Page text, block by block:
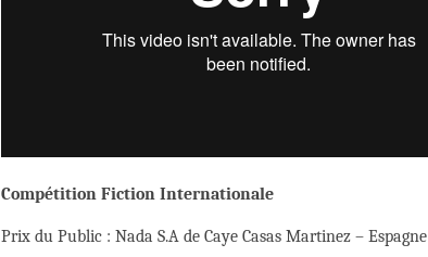
Compétition Fiction Internationale
Prix du Public : Nada S.A de Caye Casas Martinez – Espagne